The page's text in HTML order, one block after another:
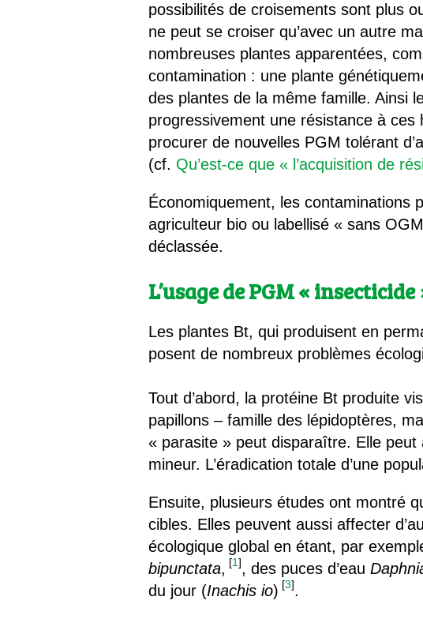
possibilités de croisements sont plus
ne peut se croiser qu’avec un autre
nombreuses plantes apparentées,
contamination : une plante
des plantes de la même famille. Ainsi
progressivement une résistance à
procurer de nouvelles PGM tolérant
(cf. Qu’est-ce que « l’acquisition de
Économiquement, les contaminations
agriculteur bio ou labellisé « sans
déclassée.
L’usage de PGM «
Les plantes Bt, qui produisent en
posent de nombreux problèmes
Tout d’abord, la protéine Bt produite
papillons – famille des lépidoptères,
« parasite » peut disparaître. Elle
mineur. L’éradication totale d’une
Ensuite, plusieurs études ont montré
cibles. Elles peuvent aussi affecter
écologique global en étant, par
bipunctata, [1], des puces d’eau
du jour (Inachis io) [3].